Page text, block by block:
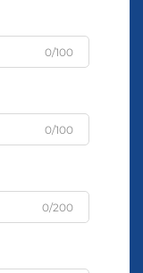
0/100
0/100
0/200